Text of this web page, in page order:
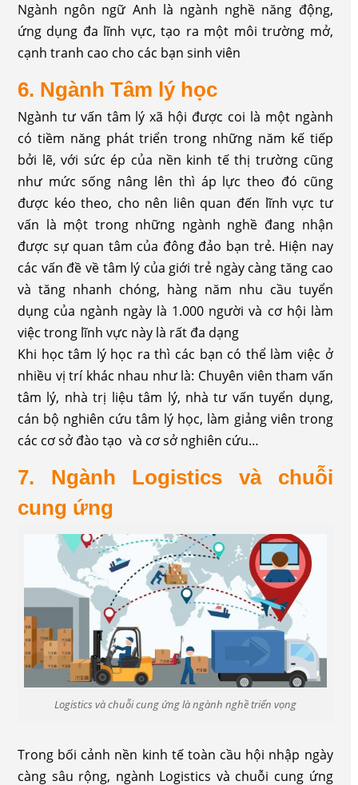
Ngành ngôn ngữ Anh là ngành nghề năng động,
ứng dụng đa lĩnh vực, tạo ra một môi trường mở,
cạnh tranh cao cho các bạn sinh viên
6. Ngành Tâm lý học
Ngành tư vấn tâm lý xã hội được coi là một ngành
có tiềm năng phát triển trong những năm kế tiếp
bởi lẽ, với sức ép của nền kinh tế thị trường cũng
như mức sống nâng lên thì áp lực theo đó cũng
được kéo theo, cho nên liên quan đến lĩnh vực tư
vấn là một trong những ngành nghề đang nhận
được sự quan tâm của đông đảo bạn trẻ. Hiện nay
các vấn đề về tâm lý của giới trẻ ngày càng tăng cao
và tăng nhanh chóng, hàng năm nhu cầu tuyển
dụng của ngành ngày là 1.000 người và cơ hội làm
việc trong lĩnh vực này là rất đa dạng
Khi học tâm lý học ra thì các bạn có thể làm việc ở
nhiều vị trí khác nhau như là: Chuyên viên tham vấn
tâm lý, nhà trị liệu tâm lý, nhà tư vấn tuyển dụng,
cán bộ nghiên cứu tâm lý học, làm giảng viên trong
các cơ sở đào tạo và cơ sở nghiên cứu…
7. Ngành Logistics và chuỗi
cung ứng
Logistics và chuỗi cung ứng là ngành nghề triển vọng
Trong bối cảnh nền kinh tế toàn cầu hội nhập ngày
càng sâu rộng, ngành Logistics và chuỗi cung ứng